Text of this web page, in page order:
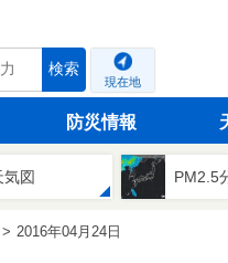
検索
現在地
防災情報
気図 PM2.5
2016年04月24日